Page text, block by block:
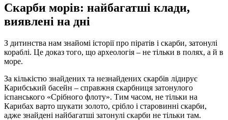
Скарби морів: найбагатші клади,
виявлені на дні
З дитинства нам знайомі історії про піратів і скарби, затонулі
кораблі. Це доказ того, що археологія – не тільки в полях, а й в
море.
За кількістю знайдених та незнайдених скарбів лідирує
Карибський басейн – справжня скарбниця затонулого
іспанського «Срібного флоту». Тим часом, не тільки на
Карибах варто шукати золото, срібло і старовинні скарби,
адже знайдені найбагатші затонулі скарби не тільки там.